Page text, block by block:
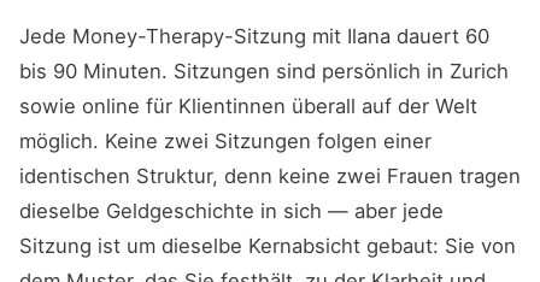
Jede Money-Therapy-Sitzung mit Ilana dauert 60
bis 90 Minuten. Sitzungen sind persönlich in Zurich
sowie online für Klientinnen überall auf der Welt
möglich. Keine zwei Sitzungen folgen einer
identischen Struktur, denn keine zwei Frauen tragen
dieselbe Geldgeschichte in sich — aber jede
Sitzung ist um dieselbe Kernabsicht gebaut: Sie von